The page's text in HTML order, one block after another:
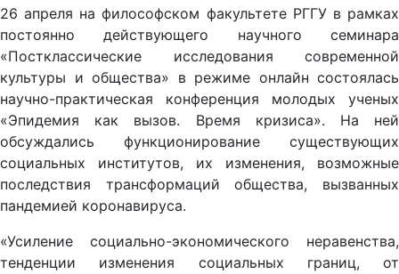
26 апреля на философском факультете РГГУ в рамках
постоянно действующего научного семинара
«Постклассические исследования современной
культуры и общества» в режиме онлайн состоялась
научно-практическая конференция молодых ученых
«Эпидемия как вызов. Время кризиса». На ней
обсуждались функционирование существующих
социальных институтов, их изменения, возможные
последствия трансформаций общества, вызванных
пандемией коронавируса.
«Усиление социально-экономического неравенства,
тенденции изменения социальных границ, от